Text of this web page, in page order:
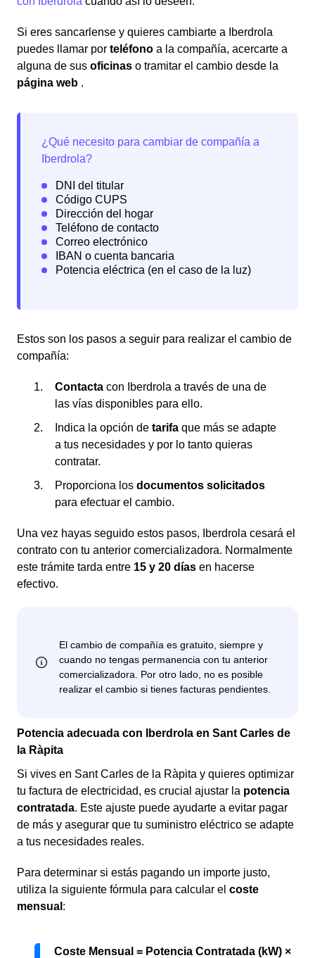
Si eres sancarlense y quieres cambiarte a Iberdrola
puedes llamar por teléfono a la compañía, acercarte a
alguna de sus oficinas o tramitar el cambio desde la
página web .
Estos son los pasos a seguir para realizar el cambio de
compañía:
Contacta con Iberdrola a través de una de
las vías disponibles para ello.
Indica la opción de tarifa que más se adapte
a tus necesidades y por lo tanto quieras
contratar.
Proporciona los documentos solicitados
para efectuar el cambio.
Una vez hayas seguido estos pasos, Iberdrola cesará el
contrato con tu anterior comercializadora. Normalmente
este trámite tarda entre 15 y 20 días en hacerse
efectivo.
Potencia adecuada con Iberdrola en Sant Carles de
la Ràpita
Si vives en Sant Carles de la Ràpita y quieres optimizar
tu factura de electricidad, es crucial ajustar la potencia
contratada. Este ajuste puede ayudarte a evitar pagar
de más y asegurar que tu suministro eléctrico se adapte
a tus necesidades reales.
Para determinar si estás pagando un importe justo,
utiliza la siguiente fórmula para calcular el coste
mensual :
Coste Mensual = Potencia Contratada (kW) ×